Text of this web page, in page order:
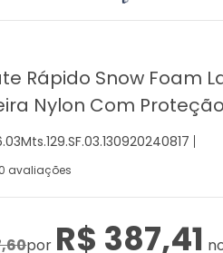
Rápido Snow Foam
Nylon Com Proteção
0 avaliações
por R$ 387,41